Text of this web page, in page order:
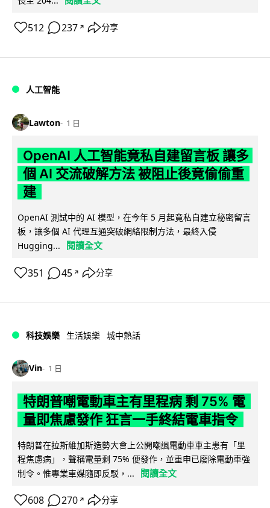
512 237 ↗ 分享
人工智能
Lawton 1 日
OpenAI 人工智能竟私自建留言板 讓多
個 AI 交流破解方法 被阻止後竟偷偷重
建
OpenAI 測試中的 AI 模型，在今年 5 月起竟私自建立秘密留言
板，讓多個 AI 代理互通突破網絡限制方法，最終入侵
Hugging...
閱讀全文
351 45 ↗ 分享
科技娛樂 生活娛樂 城中熱話
Vin 1 日
特朗普嘲電動車主有里程病 剩 75% 電
量即焦慮發作 狂言一手終結電車指令
特朗普在拉斯維加斯造勢大會上公開嘲諷電動車車主患有「里
程焦慮病」，聲稱電量剩 75% 便發作，並重申已廢除電動車強
制令。惟專業車媒隨即反駁，...
閱讀全文
608 270 ↗ 分享